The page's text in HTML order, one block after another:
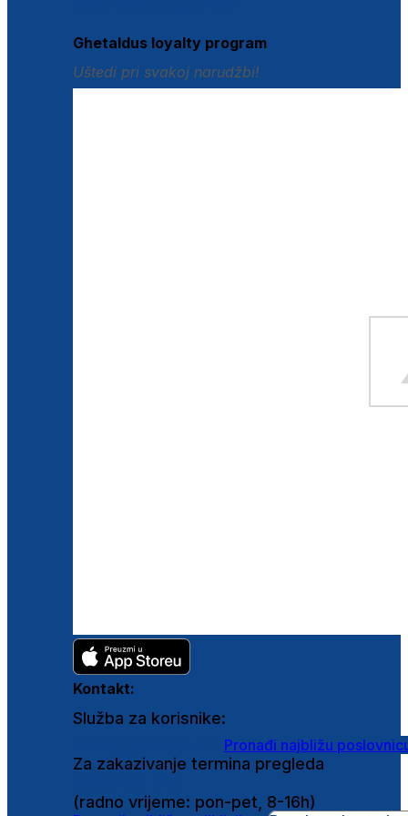
Ghetaldus loyalty program
Uštedi pri svakoj narudžbi!
Kontakt:
Služba za korisnike:
Pronađi najbližu
Za zakazivanje termina pregleda
(radno vrijeme: pon-pet, 8-16h)